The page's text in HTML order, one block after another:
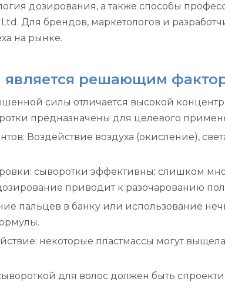
дозирования, а также способы
Ltd. Для брендов, маркетологов и
на рынке.
является решающим
силы отличается высокой
предназначены для целевого
Воздействие воздуха (окисление),
сыворотки эффективны; слишком
приводит к разочарованию
пальцев в банку или использование
некоторые пластмассы могут
для волос должен быть